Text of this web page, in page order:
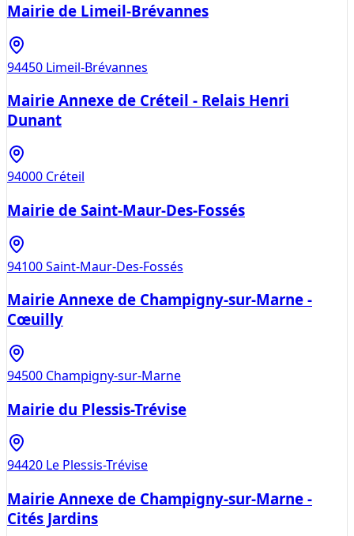
Mairie de Limeil-Brévannes
94450 Limeil-Brévannes
Mairie Annexe de Créteil - Relais Henri
Dunant
94000 Créteil
Mairie de Saint-Maur-Des-Fossés
94100Saint-Maur-Des-Fossés
Mairie Annexe de Champigny-sur-Marne -
Cœuilly
94500 Champigny-sur-Marne
Mairie du Plessis-Trévise
94420 Le Plessis-Trévise
Mairie Annexe de Champigny-sur-Marne -
Cités Jardins